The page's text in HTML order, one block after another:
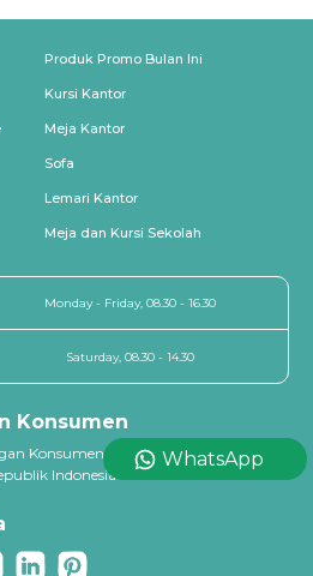
Produk Promo Bulan Ini
Kursi Kantor
Meja Kantor
Sofa
Lemari Kantor
Meja dan Kursi Sekolah
Monday - Friday, 08.30 - 16.30
Saturday, 08.30 - 14.30
Konsumen
Konsumen dan Tertib Niaga
Indonesia
WhatsApp